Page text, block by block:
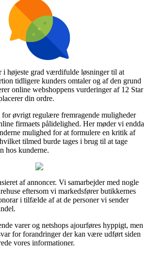
i højeste grad værdifulde løsninger til at
tidligere kunders omtaler og af den grund
online webshoppens vurderinger af 12 Star
din ordre.
øvrigt regulære fremragende muligheder
firmaets pålidelighed. Her møder vi endda
mulighed for at formulere en kritik af
tilmed burde tages i brug til at tage
hos kunderne.
af annoncer. Vi samarbejder med nogle
eftersom vi markedsfører butikkernes
i tilfælde af at de personer vi sender
varer og netshops ajourføres hyppigt, men
for forandringer der kan være udført siden
vores informationer.